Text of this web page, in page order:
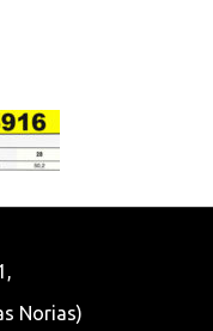
Norias)